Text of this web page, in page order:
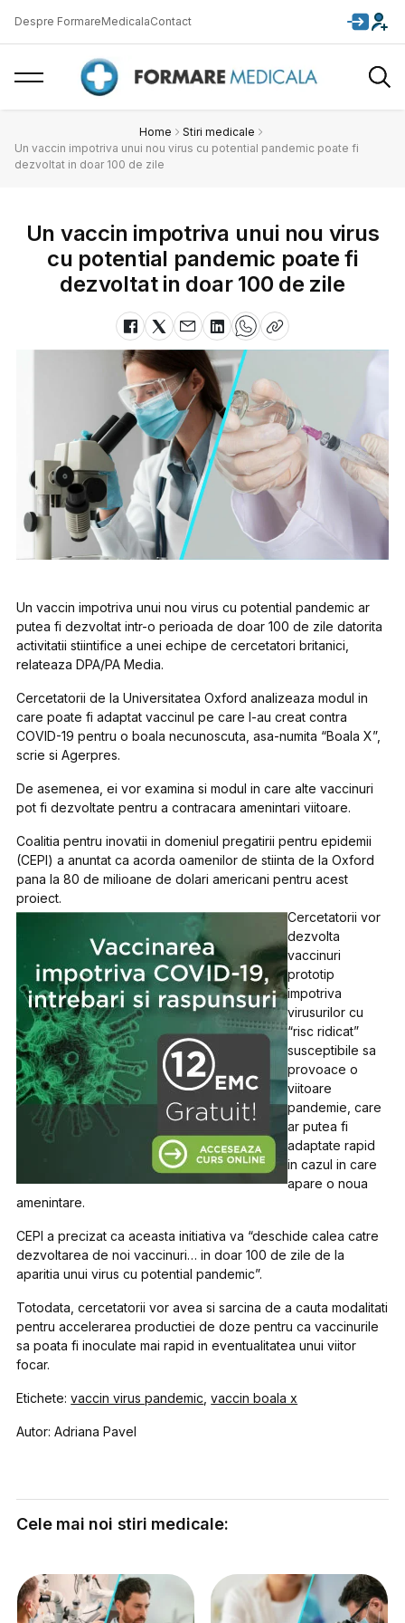
Despre FormareMedicalaContact
Home
Stiri medicale
Un vaccin impotriva unui nou virus cu potential pandemic poate fi
dezvoltat in doar 100 de zile
Un vaccin impotriva unui nou virus
cu potential pandemic poate fi
dezvoltat in doar 100 de zile
Un vaccin impotriva unui nou virus cu potential pandemic ar
putea fi dezvoltat intr-o perioada de doar 100 de zile datorita
activitatii stiintifice a unei echipe de cercetatori britanici,
relateaza DPA/PA Media.
Cercetatorii de la Universitatea Oxford analizeaza modul in
care poate fi adaptat vaccinul pe care l-au creat contra
COVID-19 pentru o boala necunoscuta, asa-numita “Boala X”,
scrie si Agerpres.
De asemenea, ei vor examina si modul in care alte vaccinuri
pot fi dezvoltate pentru a contracara amenintari viitoare.
Coalitia pentru inovatii in domeniul pregatirii pentru epidemii
(CEPI) a anuntat ca acorda oamenilor de stiinta de la Oxford
pana la 80 de milioane de dolari americani pentru acest
proiect.
Cercetatorii vor
dezvolta
vaccinuri
prototip
impotriva
virusurilor cu
“risc ridicat”
susceptibile sa
provoace o
viitoare
pandemie, care
ar putea fi
adaptate rapid
in cazul in care
apare o noua
amenintare.
CEPI a precizat ca aceasta initiativa va “deschide calea catre
dezvoltarea de noi vaccinuri… in doar 100 de zile de la
aparitia unui virus cu potential pandemic”.
Totodata, cercetatorii vor avea si sarcina de a cauta modalitati
pentru accelerarea productiei de doze pentru ca vaccinurile
sa poata fi inoculate mai rapid in eventualitatea unui viitor
focar.
Etichete:vaccin virus pandemic ,vaccin boala x
Autor: Adriana Pavel
Cele mai noi stiri medicale: